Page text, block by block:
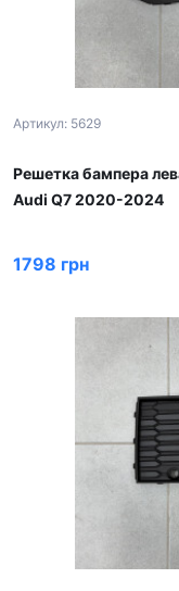
Артикул: 5629
Решетка бампера
Audi Q7 2020-2024
1798 грн